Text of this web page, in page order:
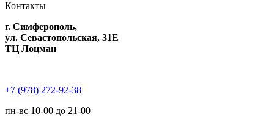
Контакты
г. Симферополь,
ул. Севастопольская, 31Е
ТЦ Лоцман
+7 (978) 272-92-38
пн-вс 10-00 до 21-00